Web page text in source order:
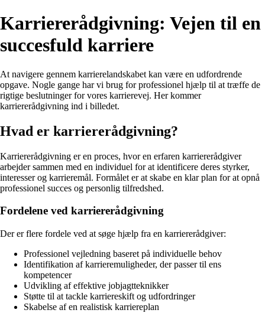
Karriererådgivning: Vejen til en
succesfuld karriere
At navigere gennem karrierelandskabet kan være en udfordrende
opgave. Nogle gange har vi brug for professionel hjælp til at træffe de
rigtige beslutninger for vores karrierevej. Her kommer
karriererådgivning ind i billedet.
Hvad er karriererådgivning?
Karriererådgivning er en proces, hvor en erfaren karriererådgiver
arbejder sammen med en individuel for at identificere deres styrker,
interesser og karrieremål. Formålet er at skabe en klar plan for at opnå
professionel succes og personlig tilfredshed.
Fordelene ved karriererådgivning
Der er flere fordele ved at søge hjælp fra en karriererådgiver:
Professionel vejledning baseret på individuelle behov
Identifikation af karrieremuligheder, der passer til ens
kompetencer
Udvikling af effektive jobjagtteknikker
Støtte til at tackle karriereskift og udfordringer
Skabelse af en realistisk karriereplan